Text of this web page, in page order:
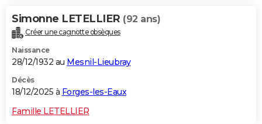
Simonne LETELLIER (92 ans)
Créer une cagnotte obsèques
Naissance
28/12/1932 au Mesnil-Lieubray
Décès
18/12/2025 à Forges-les-Eaux
Famille LETELLIER